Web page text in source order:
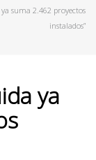
suma 2.462 proyectos
instalados”
ya